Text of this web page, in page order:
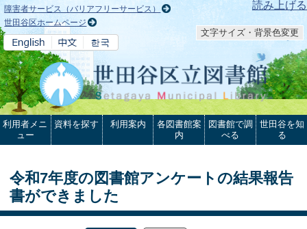
本文へ 読み上げる
障害者サービス（バリアフリーサービス）
世田谷区ホームページ
文字サイズ・背景色変更
利用者メニ
ュー
資料を探す 利用案内
各図書館案
内
図書館で調
べる
世田谷を知
る
令和7年度の図書館アンケートの結果報告
書ができました